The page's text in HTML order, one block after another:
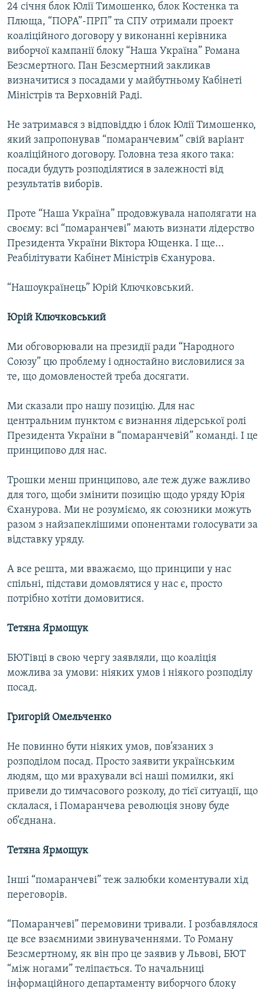
24 січня блок Юлії Тимошенко, блок Костенка та
Плюща, “ПОРА”-ПРП” та СПУ отримали проект
коаліційного договору у виконанні керівника
виборчої кампанії блоку “Наша Україна” Романа
Безсмертного. Пан Безсмертний закликав
визначитися з посадами у майбутньому Кабінеті
Міністрів та Верховній Раді.
Не затримався з відповіддю і блок Юлії Тимошенко,
який запропонував “помаранчевим” свій варіант
коаліційного договору. Головна теза якого така:
посади будуть розподілятися в залежності від
результатів виборів.
Проте “Наша Україна” продовжувала наполягати на
своєму: всі “помаранчеві” мають визнати лідерство
Президента України Віктора Ющенка. І ще...
Реабілітувати Кабінет Міністрів Єханурова.
“Нашоукраїнець” Юрій Ключковський.
Юрій Ключковський
Ми обговорювали на президії ради “Народного
Союзу” цю проблему і одностайно висловилися за
те, що домовленостей треба досягати.
Ми сказали про нашу позицію. Для нас
центральним пунктом є визнання лідерської ролі
Президента України в “помаранчевій” команді. І це
принципово для нас.
Трошки менш принципово, але теж дуже важливо
для того, щоби змінити позицію щодо уряду Юрія
Єханурова. Ми не розуміємо, як союзники можуть
разом з найзапеклішими опонентами голосувати за
відставку уряду.
А все решта, ми вважаємо, що принципи у нас
спільні, підстави домовлятися у нас є, просто
потрібно хотіти домовитися.
Тетяна Ярмощук
БЮТівці в свою чергу заявляли, що коаліція
можлива за умови: ніяких умов і ніякого розподілу
посад.
Григорій Омельченко
Не повинно бути ніяких умов, пов’язаних з
розподілом посад. Просто заявити українським
людям, що ми врахували всі наші помилки, які
привели до тимчасового розколу, до тієї ситуації, що
склалася, і Помаранчева революція знову буде
об’єднана.
Тетяна Ярмощук
Інші “помаранчеві” теж залюбки коментували хід
переговорів.
“Помаранчеві” перемовини тривали. І розбавлялося
це все взаємними звинуваченнями. То Роману
Безсмертному, як він про це заявив у Львові, БЮТ
“між ногами” теліпається. То начальниці
інформаційного департаменту виборчого блоку